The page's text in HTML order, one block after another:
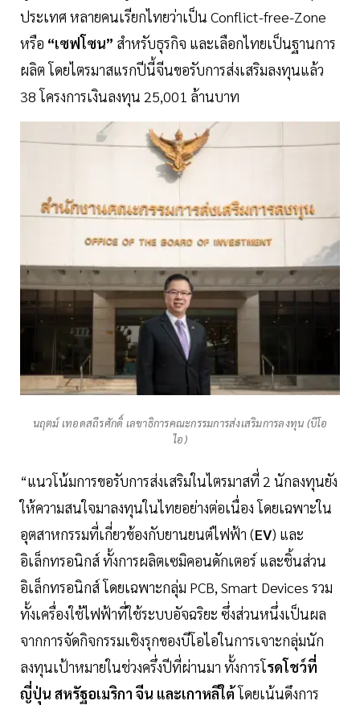
ประเทศ หลายคนเรียกไทยว่าเป็น Conflict-free-Zone
หรือ “เซฟโซน” สำหรับธุรกิจ และเลือกไทยเป็นฐานการ
ผลิต โดยไตรมาสแรกปีนี้จีนขอรับการส่งเสริมลงทุนแล้ว
38 โครงการเงินลงทุน 25,001 ล้านบาท
นฤตม์ เทอดสถีรศักดิ์ เลขาธิการคณะกรรมการส่งเสริมการลงทุน (บีโอ
ไอ)
“แนวโน้มการขอรับการส่งเสริมในไตรมาสที่ 2 นักลงทุนยัง
ให้ความสนใจมาลงทุนในไทยอย่างต่อเนื่อง โดยเฉพาะใน
อุตสาหกรรมที่เกี่ยวข้องกับยานยนต์ไฟฟ้า (EV) และ
อิเล็กทรอนิกส์ ทั้งการผลิตเซมิคอนดักเตอร์ และชิ้นส่วน
อิเล็กทรอนิกส์ โดยเฉพาะกลุ่ม PCB, Smart Devices รวม
ทั้งเครื่องใช้ไฟฟ้าที่ใช้ระบบอัจฉริยะ ซึ่งส่วนหนึ่งเป็นผล
จากการจัดกิจกรรมเชิงรุกของบีโอไอในการเจาะกลุ่มนัก
ลงทุนเป้าหมายในช่วงครึ่งปีที่ผ่านมา ทั้งการโรดโชว์ที่
ญี่ปุ่น สหรัฐอเมริกา จีน และเกาหลีใต้โดยเน้นดึงการ